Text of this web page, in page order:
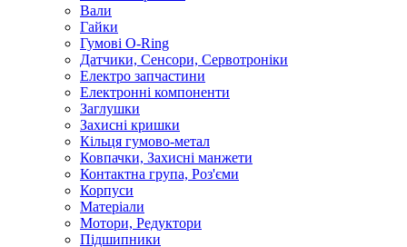
Вали
Гайки
Гумові O-Ring
Датчики, Сенсори, Сервотроніки
Електро запчастини
Електронні компоненти
Заглушки
Захисні кришки
Кільця гумово-метал
Ковпачки, Захисні манжети
Контактна група, Роз'єми
Корпуси
Матеріали
Мотори, Редуктори
Підшипники